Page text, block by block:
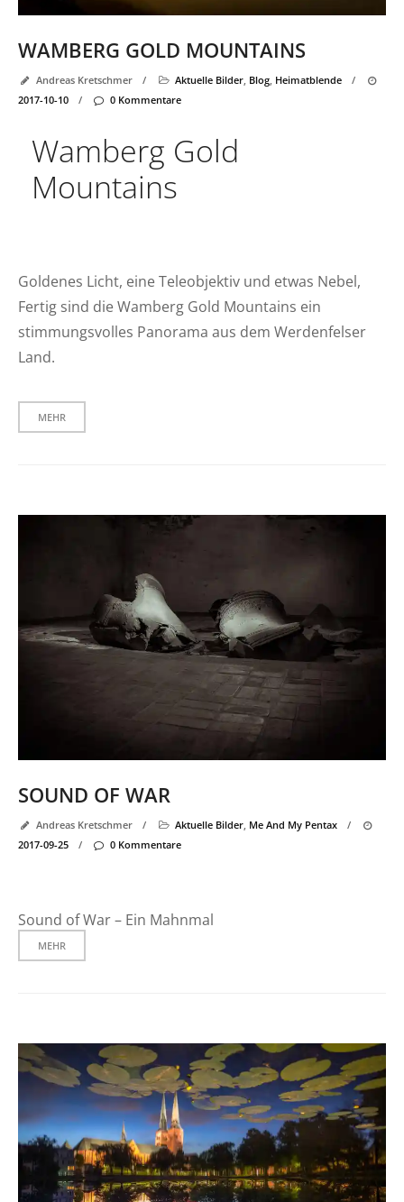
WAMBERG GOLD MOUNTAINS
Andreas Kretschmer / Aktuelle Bilder, Blog, Heimatblende
/
2017-10-10
/ 0 Kommentare
Wamberg Gold
Mountains
Goldenes Licht, eine Teleobjektiv und etwas Nebel,
Fertig sind die Wamberg Gold Mountains ein
stimmungsvolles Panorama aus dem Werdenfelser
Land.
MEHR
SOUND OF WAR
Andreas Kretschmer / Aktuelle Bilder, Me And My Pentax
/
2017-09-25
/ 0 Kommentare
Sound of War – Ein Mahnmal
MEHR